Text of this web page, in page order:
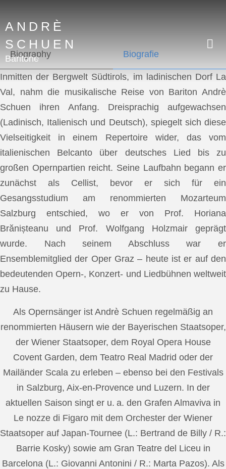
ANDRÈ
SCHUEN
Baritone
Biography Biografie
Inmitten der Bergwelt Südtirols, im ladinischen Dorf La
Val, nahm die musikalische Reise von Bariton Andrè
Schuen ihren Anfang. Dreisprachig aufgewachsen
(Ladinisch, Italienisch und Deutsch), spiegelt sich diese
Vielseitigkeit in einem Repertoire wider, das vom
italienischen Belcanto über deutsches Lied bis zu
großen Opernpartien reicht. Seine Laufbahn begann er
zunächst als Cellist, bevor er sich für ein
Gesangsstudium am renommierten Mozarteum
Salzburg entschied, wo er von Prof. Horiana
Brănișteanu und Prof. Wolfgang Holzmair geprägt
wurde. Nach seinem Abschluss war er
Ensemblemitglied der Oper Graz – heute ist er auf den
bedeutenden Opern-, Konzert- und Liedbühnen weltweit
zu Hause.
Als Opernsänger ist Andrè Schuen regelmäßig an
renommierten Häusern wie der Bayerischen Staatsoper,
der Wiener Staatsoper, dem Royal Opera House
Covent Garden, dem Teatro Real Madrid oder der
Mailänder Scala zu erleben – ebenso bei den Festivals
in Salzburg, Aix-en-Provence und Luzern. In der
aktuellen Saison singt er u. a. den Grafen Almaviva in
Le nozze di Figaro mit dem Orchester der Wiener
Staatsoper auf Japan-Tournee (L.: Bertrand de Billy / R.:
Barrie Kosky) sowie am Gran Teatre del Liceu in
Barcelona (L.: Giovanni Antonini / R.: Marta Pazos). Als